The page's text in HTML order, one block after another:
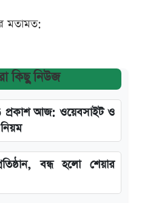
মতামত:
কিছু নিউজ
আজ: ওয়েবসাইট ও
বন্ধ হলো শেয়ার